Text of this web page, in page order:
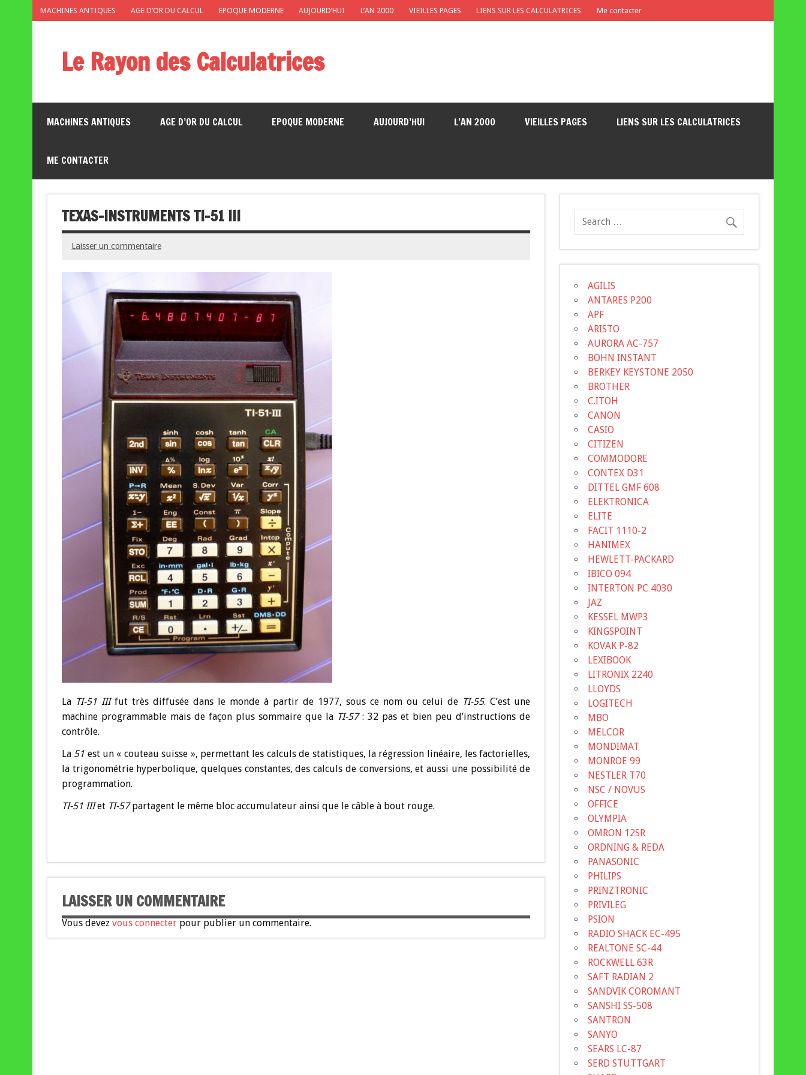
MACHINES ANTIQUES AGE D’OR DU CALCUL EPOQUE MODERNE AUJOURD’HUI L’AN 2000 VIEILLES PAGES LIENS SUR LES CALCULATRICES Me contacter
Le Rayon des Calculatrices
MACHINES ANTIQUES AGE D’OR DU CALCUL EPOQUE MODERNE AUJOURD’HUI L’AN 2000 VIEILLES PAGES LIENS SUR LES CALCULATRICES
ME CONTACTER
TEXAS-INSTRUMENTS TI-51 III
Laisser un commentaire
La TI-51 IIIfut très diffusée dans le monde à partir de 1977, sous ce nom ou celui de TI-55. C’est une
machine programmable mais de façon plus sommaire que la TI-57: 32 pas et bien peu d’instructions de
contrôle.
La 51 est un « couteau suisse », permettant les calculs de statistiques, la régression linéaire, les factorielles,
la trigonométrie hyperbolique, quelques constantes, des calculs de conversions, et aussi une possibilité de
programmation.
TI-51 IIIet TI-57partagent le même bloc accumulateur ainsi que le câble à bout rouge.
LAISSER UN COMMENTAIRE
Vous devez vous connecterpour publier un commentaire.
AGILIS
ANTARES P200
APF
ARISTO
AURORA AC-757
BOHN INSTANT
BERKEY KEYSTONE 2050
BROTHER
C.ITOH
CANON
CASIO
CITIZEN
COMMODORE
CONTEX D31
DITTEL GMF 608
ELEKTRONICA
ELITE
FACIT 1110-2
HANIMEX
HEWLETT-PACKARD
IBICO 094
INTERTON PC 4030
JAZ
KESSEL MWP3
KINGSPOINT
KOVAK P-82
LEXIBOOK
LITRONIX 2240
LLOYDS
LOGITECH
MBO
MELCOR
MONDIMAT
MONROE 99
NESTLER T70
NSC / NOVUS
OFFICE
OLYMPIA
OMRON 12SR
ORDNING & REDA
PANASONIC
PHILIPS
PRINZTRONIC
PRIVILEG
PSION
RADIO SHACK EC-495
REALTONE SC-44
ROCKWELL 63R
SAFT RADIAN 2
SANDVIK COROMANT
SANSHI SS-508
SANTRON
SANYO
SEARS LC-87
SERD STUTTGART